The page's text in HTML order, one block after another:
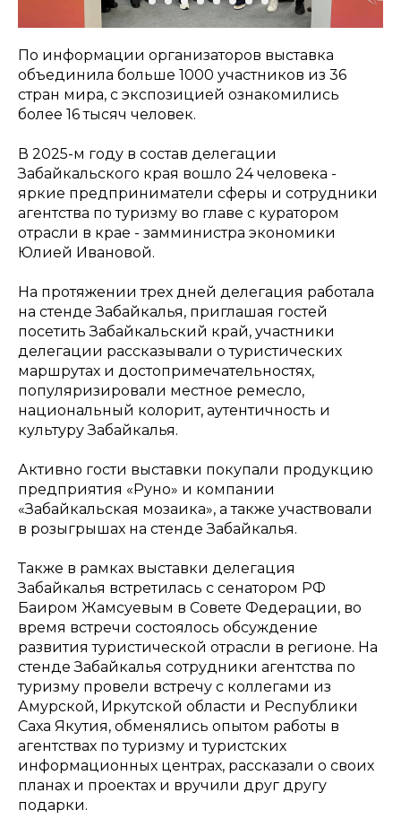
По информации организаторов выставка
объединила больше 1000 участников из 36
стран мира, с экспозицией ознакомились
более 16 тысяч человек.
В 2025-м году в состав делегации
Забайкальского края вошло 24 человека -
яркие предприниматели сферы и сотрудники
агентства по туризму во главе с куратором
отрасли в крае - замминистра экономики
Юлией Ивановой.
На протяжении трех дней делегация работала
на стенде Забайкалья, приглашая гостей
посетить Забайкальский край, участники
делегации рассказывали о туристических
маршрутах и достопримечательностях,
популяризировали местное ремесло,
национальный колорит, аутентичность и
культуру Забайкалья.
Активно гости выставки покупали продукцию
предприятия «Руно» и компании
«Забайкальская мозаика», а также участвовали
в розыгрышах на стенде Забайкалья.
Также в рамках выставки делегация
Забайкалья встретилась с сенатором РФ
Баиром Жамсуевым в Совете Федерации, во
время встречи состоялось обсуждение
развития туристической отрасли в регионе. На
стенде Забайкалья сотрудники агентства по
туризму провели встречу с коллегами из
Амурской, Иркутской области и Республики
Саха Якутия, обменялись опытом работы в
агентствах по туризму и туристских
информационных центрах, рассказали о своих
планах и проектах и вручили друг другу
подарки.